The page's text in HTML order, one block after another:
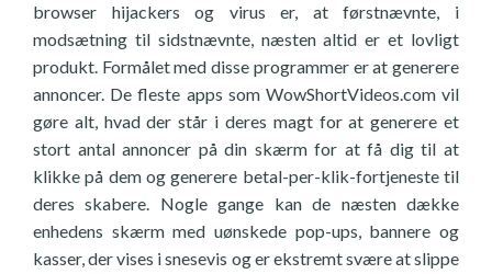
browser hijackers og virus er, at førstnævnte, i
modsætning til sidstnævnte, næsten altid er et lovligt
produkt. Formålet med disse programmer er at generere
annoncer. De fleste apps som WowShortVideos.com vil
gøre alt, hvad der står i deres magt for at generere et
stort antal annoncer på din skærm for at få dig til at
klikke på dem og generere betal-per-klik-fortjeneste til
deres skabere. Nogle gange kan de næsten dække
enhedens skærm med uønskede pop-ups, bannere og
kasser, der vises i snesevis og er ekstremt svære at slippe